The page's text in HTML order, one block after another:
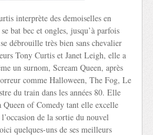
interprète des demoiselles en
bat bec et ongles, jusqu’à parfois
débrouille très bien sans chevalier
Tony Curtis et Janet Leigh, elle a
un surnom, Scream Queen, après
comme Halloween, The Fog, Le
du train dans les années 80. Elle
Queen of Comedy tant elle excelle
de la sortie du nouvel
quelques-uns de ses meilleurs